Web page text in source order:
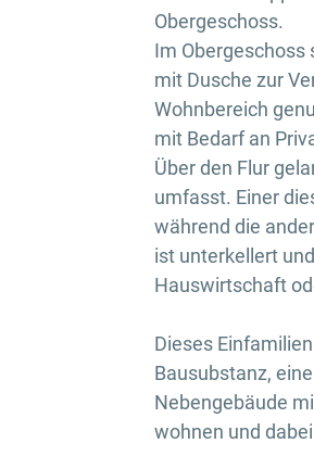
Obergeschoss.
Im Obergeschoss
mit Dusche zur
Wohnbereich
mit Bedarf an
Über den Flur
umfasst. Einer
während die
ist unterkellert
Hauswirtschaft
Dieses
Bausubstanz,
Nebengebäude
wohnen und